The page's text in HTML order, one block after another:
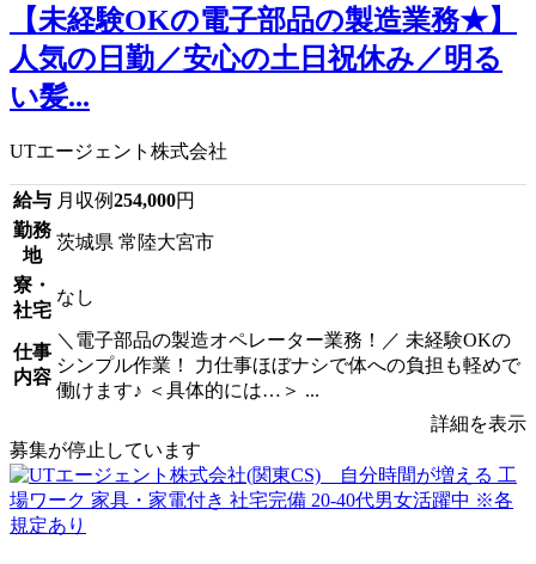
【未経験OKの電子部品の製造業務★】
人気の日勤／安心の土日祝休み／明る
い髪...
UTエージェント株式会社
給与 月収例254,000円
勤務
地
茨城県 常陸大宮市
寮・
社宅
なし
仕事
内容
＼電子部品の製造オペレーター業務！／ 未経験OKの
シンプル作業！ 力仕事ほぼナシで体への負担も軽めで
働けます♪ ＜具体的には…＞ ...
詳細を表示
募集が停止しています